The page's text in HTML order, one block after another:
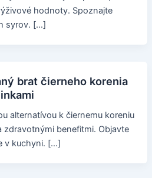
hodnoty. Spoznajte
syrov. […]
brat čierneho korenia
alternatívou k čiernemu koreniu
benefitmi. Objavte
v kuchyni. […]